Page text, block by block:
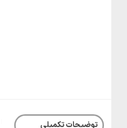
توضیحات تکمیلی